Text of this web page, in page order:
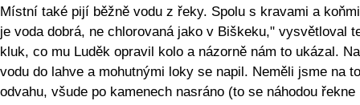
Místní také pijí běžně vodu z řeky. Spolu s kravami a
je voda dobrá, ne chlorovaná jako v Biškeku," vysvětloval
kluk, co mu Luděk opravil kolo a názorně nám to ukázal.
vodu do lahve a mohutnými loky se napil. Neměli jsme na to
odvahu, všude po kamenech nasráno (to se náhodou